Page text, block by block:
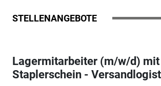
STELLENANGEBOTE
Lagermitarbeiter (m/w/d) mit
Staplerschein -